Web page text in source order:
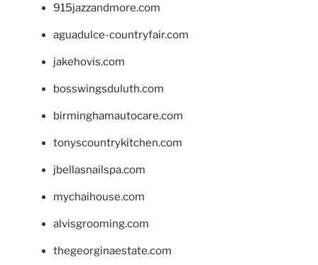
915jazzandmore.com
aguadulce-countryfair.com
jakehovis.com
bosswingsduluth.com
birminghamautocare.com
tonyscountrykitchen.com
jbellasnailspa.com
mychaihouse.com
alvisgrooming.com
thegeorginaestate.com